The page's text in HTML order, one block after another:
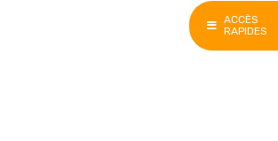
ACCÈS
RAPIDES